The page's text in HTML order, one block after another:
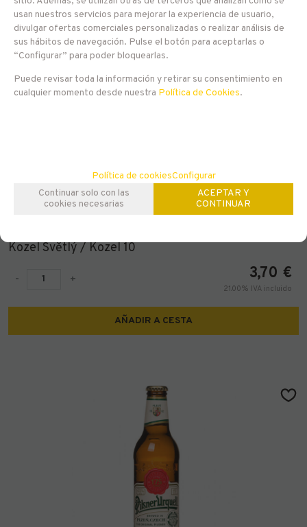
Kozel Světlý / Kozel 10
3,70 €
21.00% IVA incluido
- +
AÑADIR A CESTA
usan nuestros servicios para mejorar la experiencia de usuario,
divulgar ofertas comerciales personalizadas o realizar análisis de
sus hábitos de navegación. Pulse el botón para aceptarlas o
“Configurar” para poder bloquearlas.
Puede revisar toda la información y retirar su consentimiento en
cualquier momento desde nuestra Política de Cookies.
Política de cookiesConfigurar
Continuar solo con las
cookies necesarias
ACEPTAR Y
CONTINUAR